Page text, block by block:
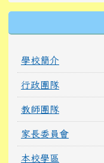
學校簡介
行政團隊
教師團隊
家長委員會
本校學區